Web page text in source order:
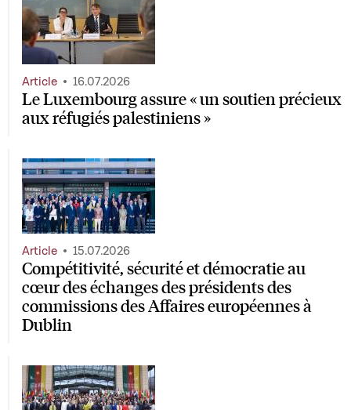
Le Luxembourg assure « un soutien précieux
aux réfugiés palestiniens »
Article 16.07.2026
Compétitivité, sécurité et démocratie au
cœur des échanges des présidents des
commissions des Affaires européennes à
Dublin
Article 15.07.2026